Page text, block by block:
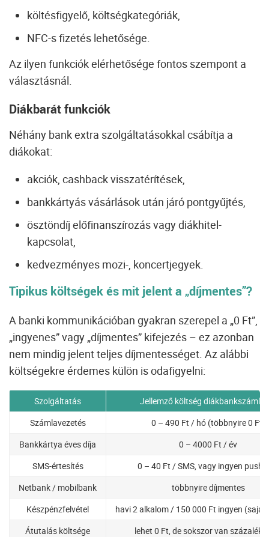
költésfigyelő, költségkategóriák,
NFC-s fizetés lehetősége.
Az ilyen funkciók elérhetősége fontos szempont a
választásnál.
Diákbarát funkciók
Néhány bank extra szolgáltatásokkal csábítja a
diákokat:
akciók, cashback visszatérítések,
bankkártyás vásárlások után járó pontgyűjtés,
ösztöndíj előfinanszírozás vagy diákhitel-
kapcsolat,
kedvezményes mozi-, koncertjegyek.
Tipikus költségek és mit jelent a „díjmentes”?
A banki kommunikációban gyakran szerepel a „0 Ft”,
„ingyenes” vagy „díjmentes” kifejezés – ez azonban
nem mindig jelent teljes díjmentességet. Az alábbi
költségekre érdemes külön is odafigyelni:
Szolgáltatás
Jellemző költség
Számlavezetés
0 – 490 Ft / hó (többnyire 0 Ft)
Bankkártya éves díja
0 – 4000 Ft / év
SMS-értesítés
0 – 40 Ft / SMS, vagy ingyen push-
Netbank / mobilbank
többnyire díjmentes
Készpénzfelvétel
havi 2 alkalom / 150 000 Ft ingyen (saját
Átutalás költsége
lehet 0 Ft, de sokszor van